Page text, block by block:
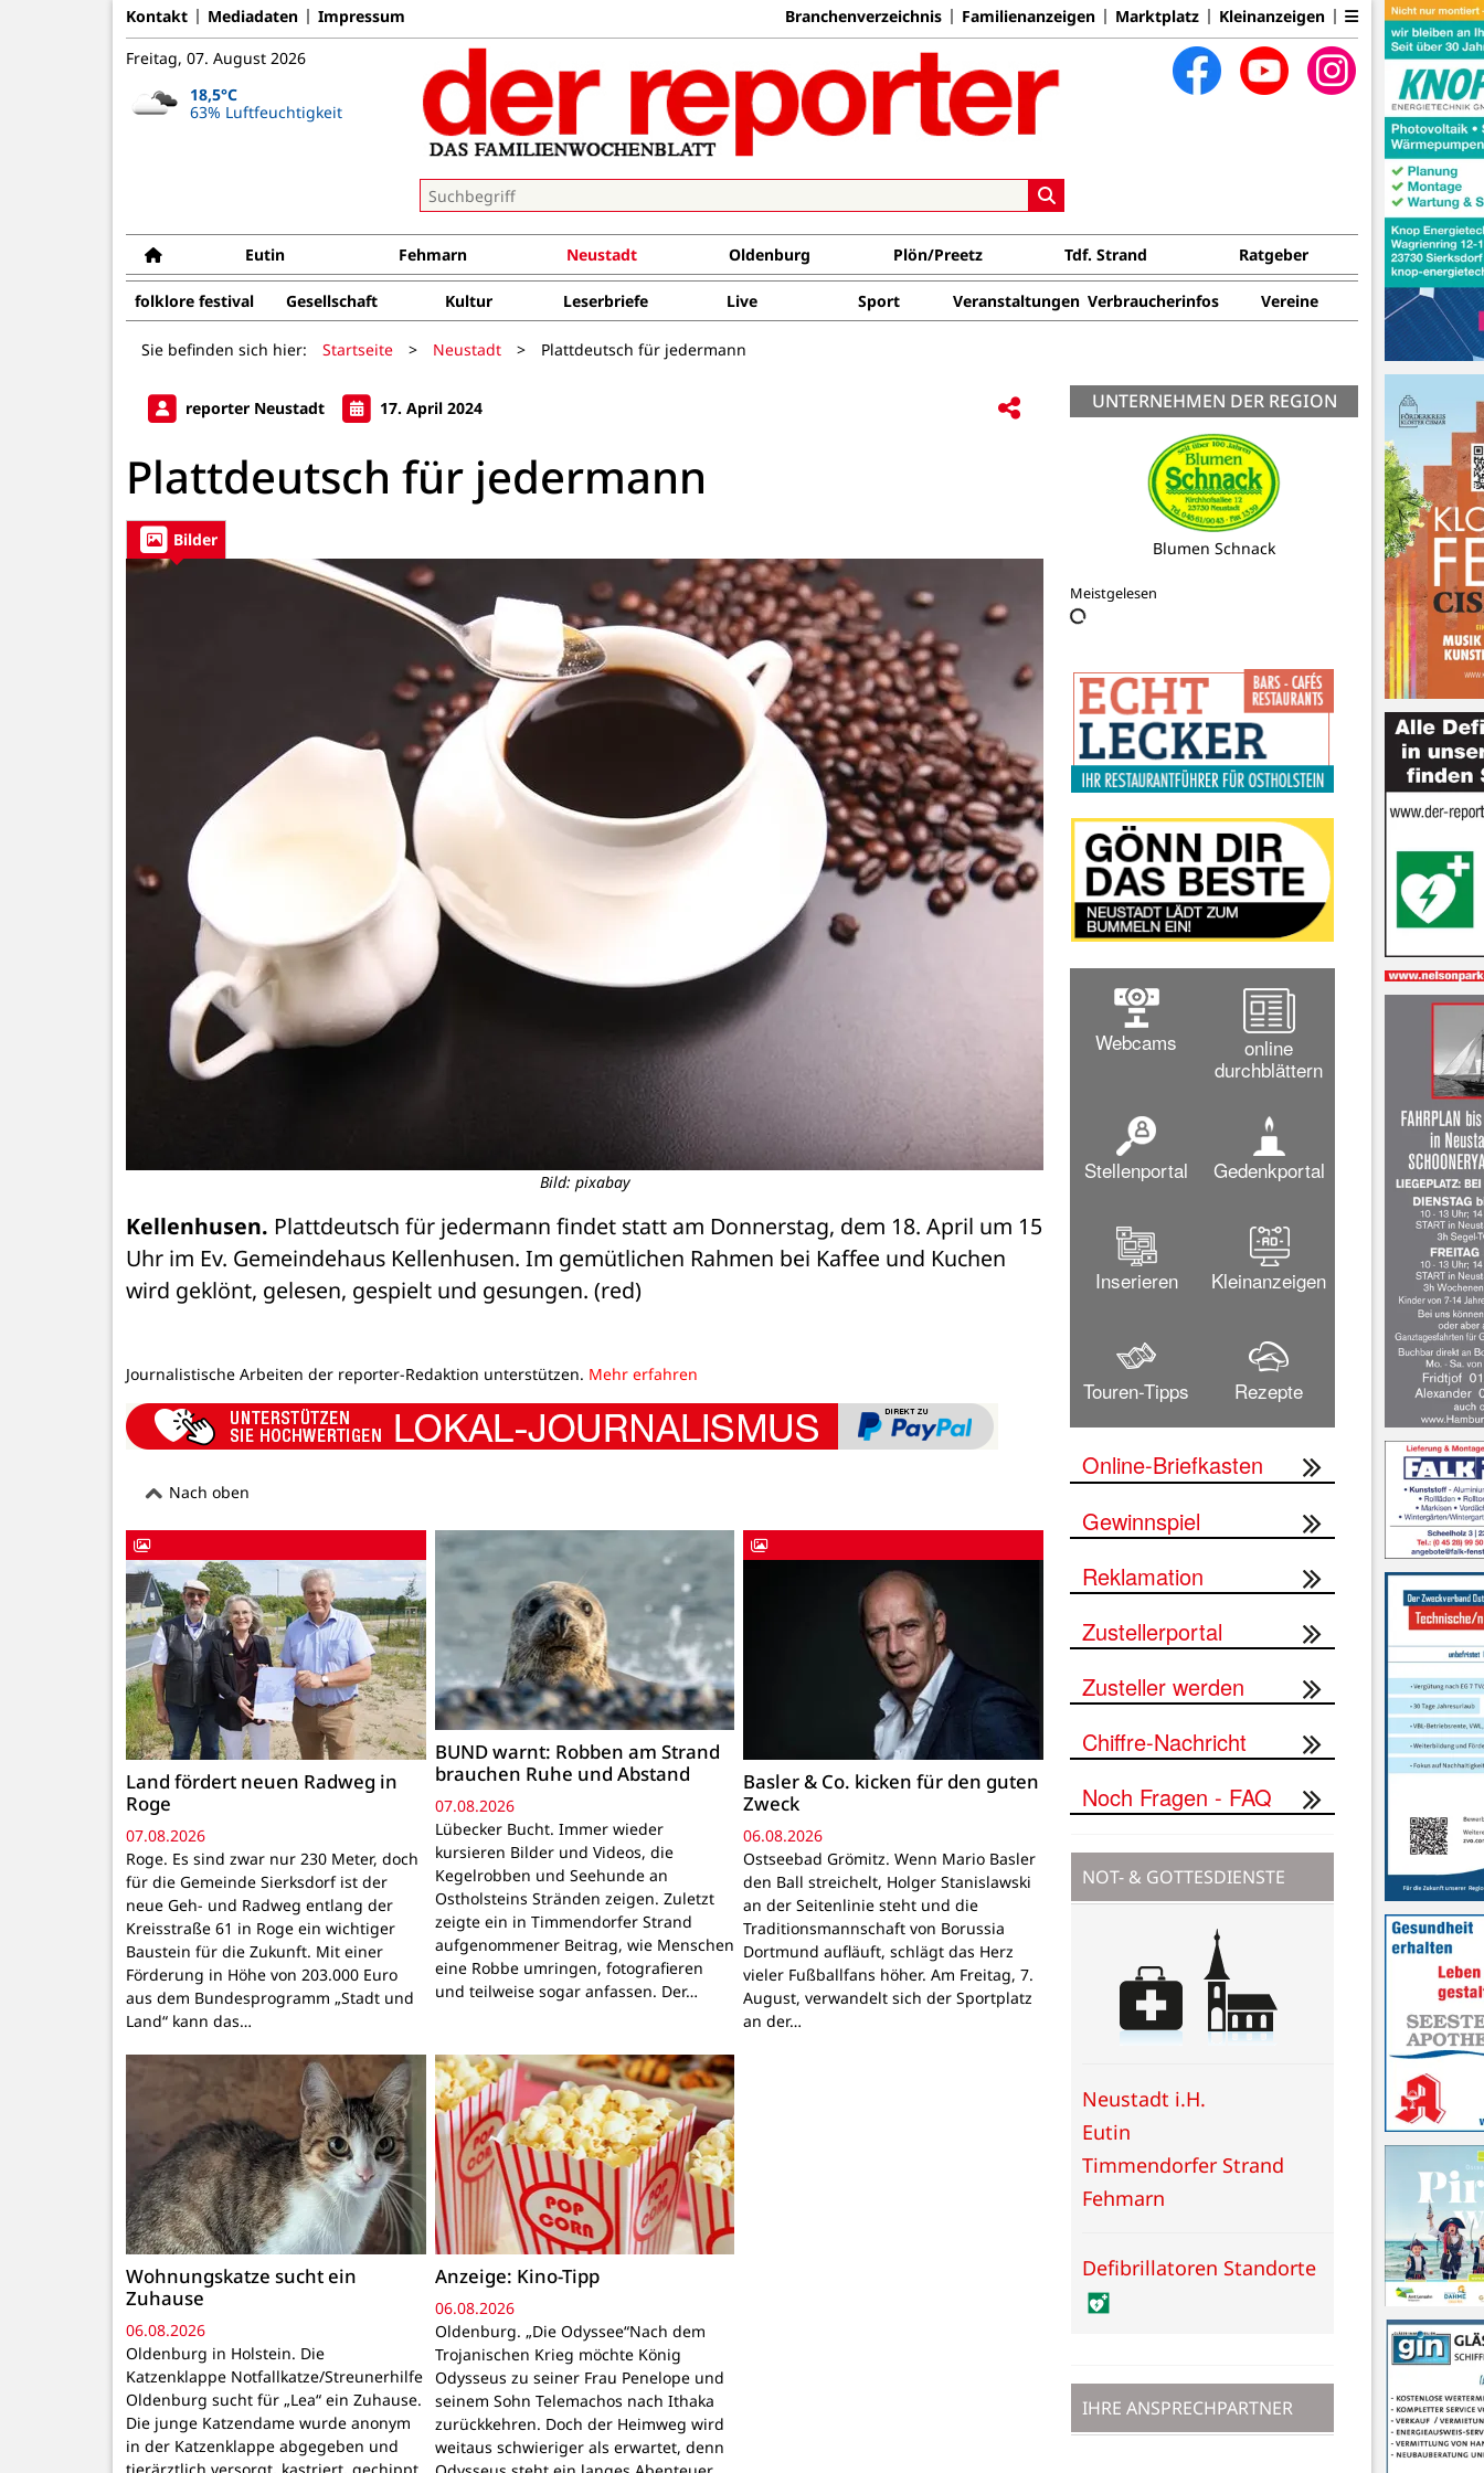
Kontakt Mediadaten Impressum Branchenverzeichnis Familienanzeigen Marktplatz Kleinanzeigen
Freitag, 07. August 2026
18,5°C
63% Luftfeuchtigkeit
Eutin Fehmarn Neustadt Oldenburg Plön/Preetz Tdf. Strand Ratgeber
folklore festival Gesellschaft Kultur Leserbriefe Live Sport Veranstaltungen Verbraucherinfos Vereine
Sie befinden sich hier: Startseite > Neustadt > Plattdeutsch für jedermann
reporter Neustadt 17. April 2024
Plattdeutsch für jedermann
Bilder
Bild: pixabay
Kellenhusen. Plattdeutsch für jedermann findet statt am Donnerstag, dem 18. April um 15
Uhr im Ev. Gemeindehaus Kellenhusen. Im gemütlichen Rahmen bei Kaffee und Kuchen
wird geklönt, gelesen, gespielt und gesungen. (red)
Journalistische Arbeiten der reporter-Redaktion unterstützen. Mehr erfahren
Nach oben
Land fördert neuen Radweg in
Roge
07.08.2026
Roge. Es sind zwar nur 230 Meter, doch
für die Gemeinde Sierksdorf ist der
neue Geh- und Radweg entlang der
Kreisstraße 61 in Roge ein wichtiger
Baustein für die Zukunft. Mit einer
Förderung in Höhe von 203.000 Euro
aus dem Bundesprogramm „Stadt und
Land“ kann das…
BUND warnt: Robben am Strand
brauchen Ruhe und Abstand
07.08.2026
Lübecker Bucht. Immer wieder
kursieren Bilder und Videos, die
Kegelrobben und Seehunde an
Ostholsteins Stränden zeigen. Zuletzt
zeigte ein in Timmendorfer Strand
aufgenommener Beitrag, wie Menschen
eine Robbe umringen, fotografieren
und teilweise sogar anfassen. Der…
Basler & Co. kicken für den guten
Zweck
06.08.2026
Ostseebad Grömitz. Wenn Mario Basler
den Ball streichelt, Holger Stanislawski
an der Seitenlinie steht und die
Traditionsmannschaft von Borussia
Dortmund aufläuft, schlägt das Herz
vieler Fußballfans höher. Am Freitag, 7.
August, verwandelt sich der Sportplatz
an der…
Wohnungskatze sucht ein
Zuhause
06.08.2026
Oldenburg in Holstein. Die
Katzenklappe Notfallkatze/Streunerhilfe
Oldenburg sucht für „Lea“ ein Zuhause.
Die junge Katzendame wurde anonym
in der Katzenklappe abgegeben und
Anzeige: Kino-Tipp
06.08.2026
Oldenburg. „Die Odyssee“Nach dem
Trojanischen Krieg möchte König
Odysseus zu seiner Frau Penelope und
seinem Sohn Telemachos nach Ithaka
zurückkehren. Doch der Heimweg wird
weitaus schwieriger als erwartet, denn
UNTERNEHMEN DER REGION
Blumen Schnack
Meistgelesen
Webcams
online
durchblättern
Stellenportal Gedenkportal
Inserieren Kleinanzeigen
Touren-Tipps Rezepte
Online-Briefkasten
Gewinnspiel
Reklamation
Zustellerportal
Zusteller werden
Chiffre-Nachricht
Noch Fragen - FAQ
NOT- & GOTTESDIENSTE
Neustadt i.H.
Eutin
Timmendorfer Strand
Fehmarn
Defibrillatoren Standorte
IHRE ANSPRECHPARTNER